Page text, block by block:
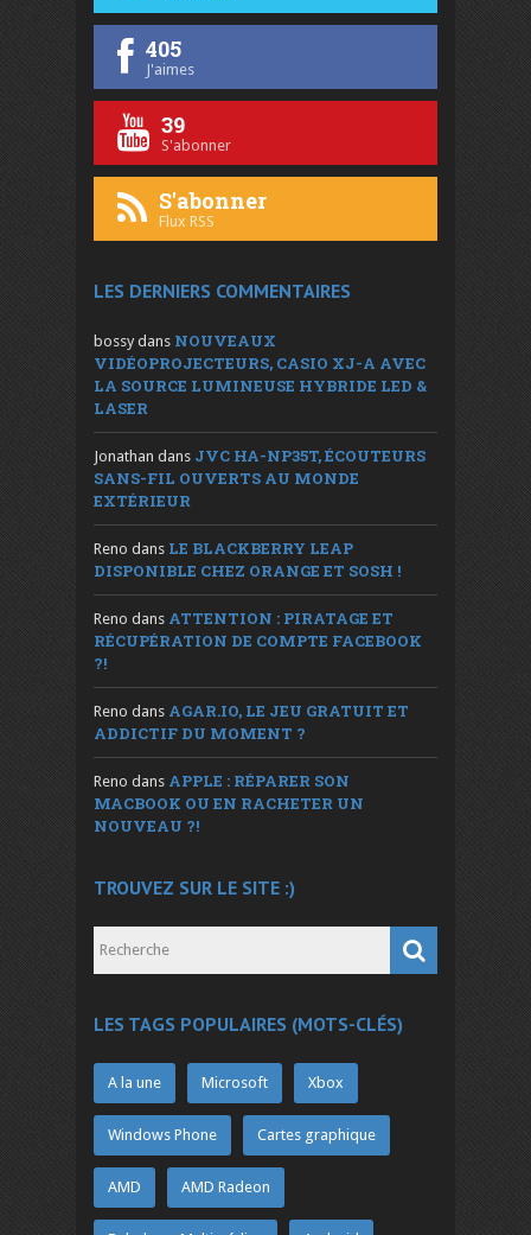
405
J'aimes
39
S'abonner
S'abonner
Flux RSS
LES DERNIERS COMMENTAIRES
bossy dans NOUVEAUX
VIDÉOPROJECTEURS, CASIO XJ-A AVEC
LA SOURCE LUMINEUSE HYBRIDE LED &
LASER
Jonathan dans JVC HA-NP35T, ÉCOUTEURS
SANS-FIL OUVERTS AU MONDE
EXTÉRIEUR
Reno dans LE BLACKBERRY LEAP
DISPONIBLE CHEZ ORANGE ET SOSH !
Reno dans ATTENTION : PIRATAGE ET
RÉCUPÉRATION DE COMPTE FACEBOOK
?!
Reno dans AGAR.IO, LE JEU GRATUIT ET
ADDICTIF DU MOMENT ?
Reno dans APPLE : RÉPARER SON
MACBOOK OU EN RACHETER UN
NOUVEAU ?!
TROUVEZ SUR LE SITE :)
LES TAGS POPULAIRES (MOTS-CLÉS)
A la une Microsoft Xbox
Windows Phone Cartes graphique
AMD AMD Radeon